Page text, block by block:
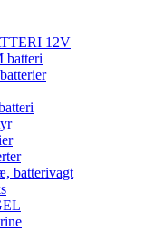
12V
batteri
batterivagt